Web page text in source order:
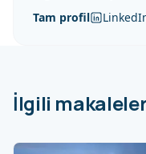
Tam profil
İlgili